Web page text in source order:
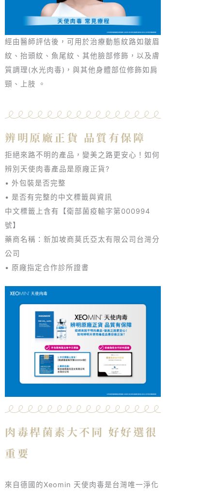
經由醫師評估後，可用於治療動態紋路如皺眉
紋、抬頭紋、魚尾紋、其他臉部修飾，以及膚
質調理(水光肉毒)，與其他身體部位修飾如肩
頸、上肢 。
辨明原廠正貨 品質有保障
拒絕來路不明的產品，變美之路更安心！如何
辨別天使肉毒產品是原廠正貨?
• 外包裝是否完整
• 是否有完整的中文標籤與資訊
中文標籤上含有【衛部菌疫輸字第000994
號】
藥商名稱：新加坡商莫氏亞太有限公司台灣分
公司
• 原廠指定合作診所證書
肉毒桿菌素大不同 好好選很
重要
來自德國的Xeomin 天使肉毒是台灣唯一淨化